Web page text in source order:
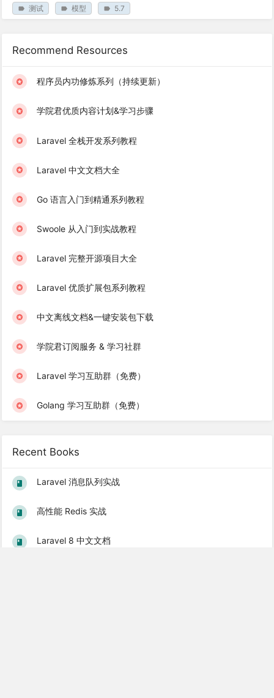
测试
模型 5.7
Recommend Resources
程序员内功修炼系列（持续更新）
学院君优质内容计划&学习步骤
Laravel 全栈开发系列教程
Laravel 中文文档大全
Go 语言入门到精通系列教程
Swoole 从入门到实战教程
Laravel 完整开源项目大全
Laravel 优质扩展包系列教程
中文离线文档&一键安装包下载
学院君订阅服务 & 学习社群
Laravel 学习互助群（免费）
Golang 学习互助群（免费）
Recent Books
Laravel 消息队列实战
高性能 Redis 实战
Laravel 8 中文文档